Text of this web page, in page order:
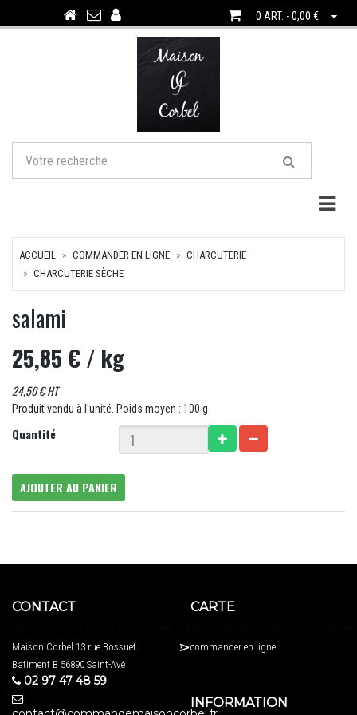
0 ART. - 0,00 €
ACCUEIL COMMANDER EN LIGNE
CHARCUTERIE
CHARCUTERIE SÈCHE
salami
25,85 €/ kg
24,50 € HT
Produit vendu à l'unité. Poids moyen : 100 g
Quantité
AJOUTER AU PANIER
CONTACT
Maison Corbel 13 rue Bossuet
Batiment B 56890 Saint-Avé
02 97 47 48 59
CARTE
commander en ligne
INFORMATION